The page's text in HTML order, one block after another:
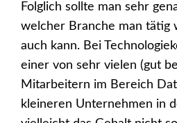
Folglich sollte man sehr
welcher Branche man tätig
auch kann. Bei
einer von sehr vielen (gut
Mitarbeitern im Bereich
kleineren Unternehmen in